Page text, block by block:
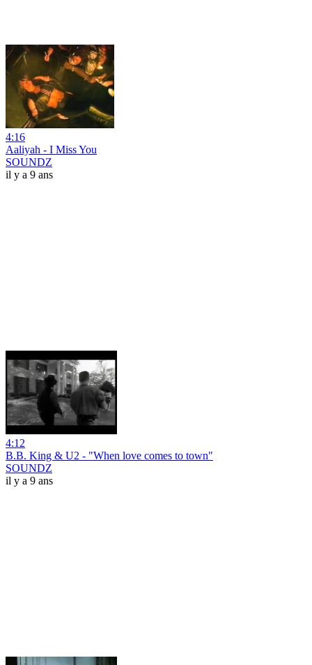
4:16
Aaliyah - I Miss You
SOUNDZ
il y a 9 ans
4:12
B.B. King & U2 - "When love comes to town"
SOUNDZ
il y a 9 ans